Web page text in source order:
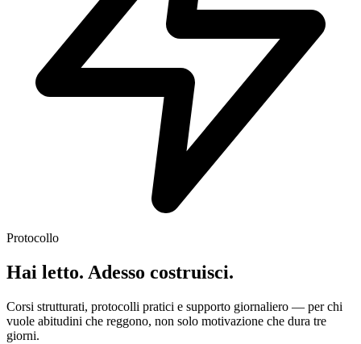
Protocollo
Hai letto. Adesso costruisci.
Corsi strutturati, protocolli pratici e supporto giornaliero — per chi
vuole abitudini che reggono, non solo motivazione che dura tre
giorni.